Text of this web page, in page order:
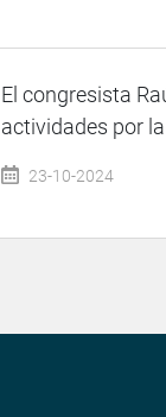
El congresista
actividades por
23-10-2024